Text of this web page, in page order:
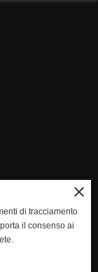
close
di tracciamento
il consenso ai